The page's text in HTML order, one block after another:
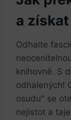
⁢a
Odhalte
knihovně.​ S
odhalených!​
osudu" se
⁢nejistot a